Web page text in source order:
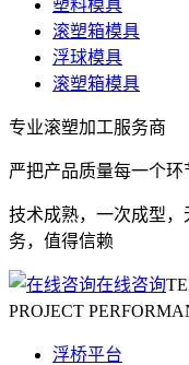
塑料模具
滚塑箱模具
浮球模具
滚塑箱模具
专业滚塑加工服务商
严把产品质量每一个环
技术成熟，一次成型
务，值得信赖
在线咨询
PROJECT
浮桥平台